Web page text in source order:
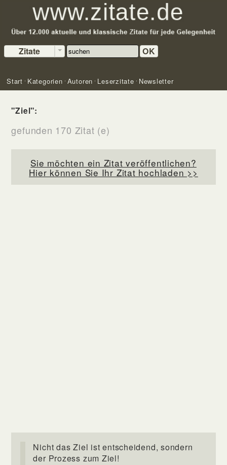
Zitate OK
Start Kategorien Autoren Leserzitate Newsletter
"Ziel":
gefunden 170 Zitat (e)
Sie möchten ein Zitat veröffentlichen?
Hier können Sie Ihr Zitat hochladen >>
Nicht das Ziel ist entscheidend, sondern
der Prozess zum Ziel!